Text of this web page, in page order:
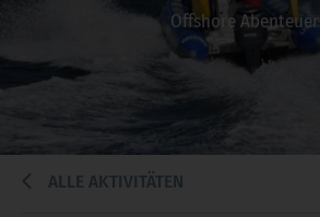
Offshore Abenteuer
ALLE AKTIVITÄTEN